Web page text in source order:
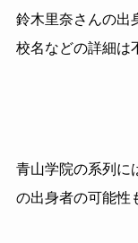
鈴木里奈さんの出
校名などの詳細は
青山学院の系列に
の出身者の可能性